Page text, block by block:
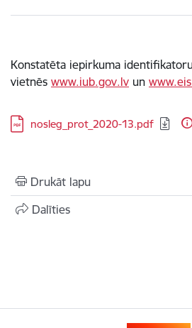
Konstatēta iepirkuma
vietnēs www.iub.gov.lv un
Lejupielādēt:
nosleg_prot_2020-13.pdf
Drukāt lapu
Dalīties